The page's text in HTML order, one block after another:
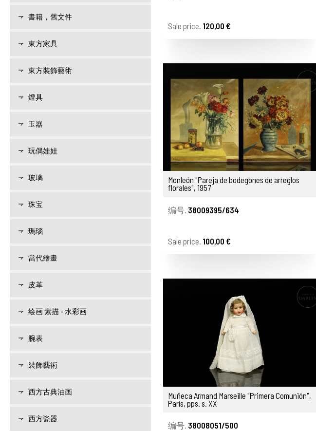
書籍，舊文件
東方家具
東方裝飾藝術
燈具
玉器
玩偶娃娃
玻璃
珠宝
瑪瑙
當代繪畫
皮革
绘画 素描 - 水彩画
腕表
裝飾藝術
西方古典油画
西方瓷器
Sale price. 120,00 €
Monleón "Pareja de bodegones de arreglos
florales", 1957
编号. 38009395/634
Sale price. 100,00 €
Muñeca Armand Marseille "Primera Comunión",
París, pps. s. XX
编号. 38008051/500